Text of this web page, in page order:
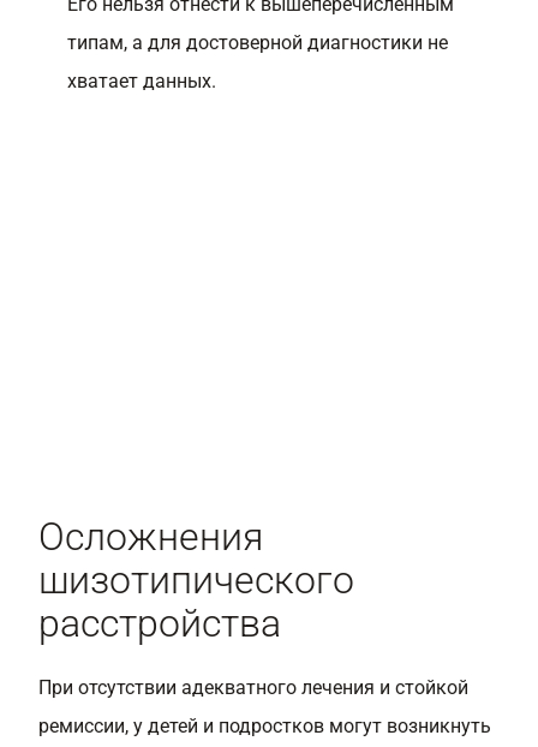
типам, а для достоверной диагностики не
хватает данных.
Осложнения
шизотипического
расстройства
При отсутствии адекватного лечения и стойкой
ремиссии, у детей и подростков могут возникнуть